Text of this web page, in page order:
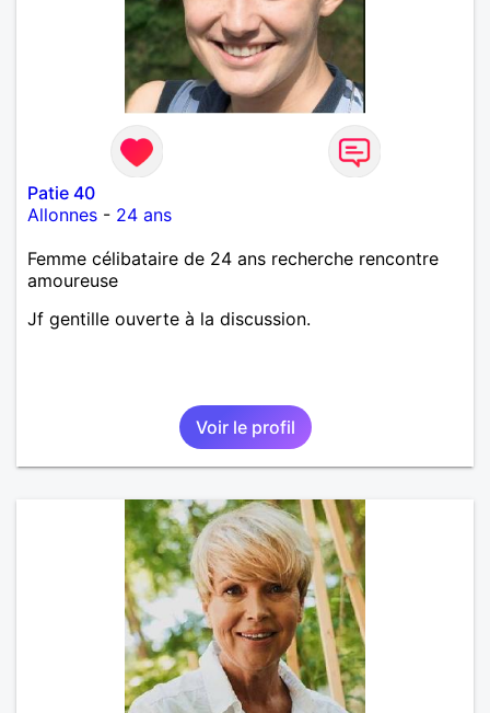
Patie 40
Allonnes - 24 ans
Femme célibataire de 24 ans recherche rencontre
amoureuse
Jf gentille ouverte à la discussion.
Voir le profil